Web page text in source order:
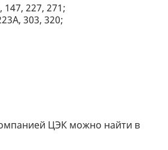
147, 227, 271;
303, 320;
ЦЭК можно найти в